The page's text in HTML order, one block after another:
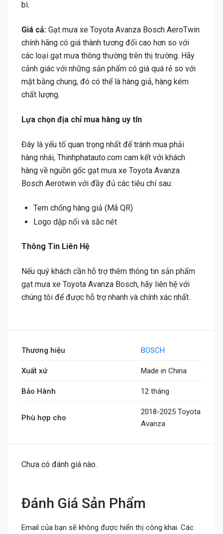
bì.
Giá cả: Gạt mưa xe Toyota Avanza Bosch AeroTwin
chính hãng có giá thành tương đối cao hơn so với
các loại gạt mưa thông thường trên thị trường. Hãy
cảnh giác với những sản phẩm có giá quá rẻ so với
mặt bằng chung, đó có thể là hàng giả, hàng kém
chất lượng.
Lựa chọn địa chỉ mua hàng uy tín
Đây là yếu tố quan trọng nhất để tránh mua phải
hàng nhái, Thinhphatauto.com cam kết với khách
hàng về nguồn gốc gạt mưa xe Toyota Avanza
Bosch Aerotwin với đầy đủ các tiêu chí sau:
Tem chống hàng giả (Mã QR)
Logo dập nổi và sắc nét
Thông Tin Liên Hệ
Nếu quý khách cần hỗ trợ thêm thông tin sản phẩm
gạt mưa xe Toyota Avanza Bosch, hãy liên hệ với
chúng tôi để được hỗ trợ nhanh và chính xác nhất.
Thương hiệu BOSCH
Xuất xứ Made in China
Bảo Hành 12 tháng
Phù hợp cho
2018-2025 Toyota
Avanza
Chưa có đánh giá nào.
Đánh Giá Sản Phẩm
Email của bạn sẽ không được hiển thị công khai. Các